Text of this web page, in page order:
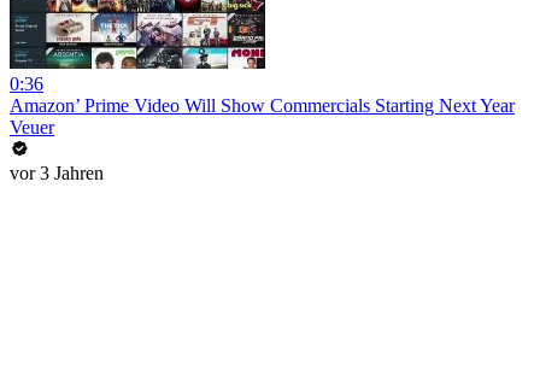
0:36
Amazon’ Prime Video Will Show Commercials Starting Next Year
Veuer
vor 3 Jahren